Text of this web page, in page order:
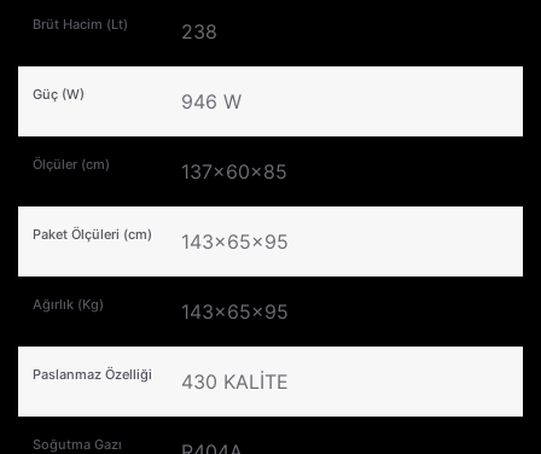
Brüt Hacim (Lt) 238
Güç (W) 946 W
Ölçüler (cm) 137x60x85
Paket Ölçüleri (cm) 143x65x95
Ağırlık (Kg) 143x65x95
Paslanmaz Özelliği 430 KALİTE
Soğutma Gazı